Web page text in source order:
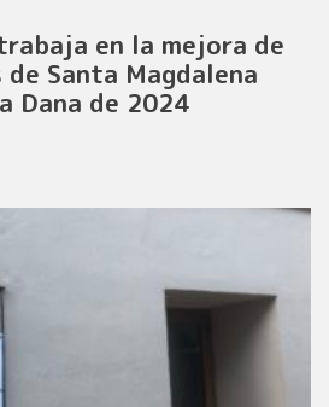
en la mejora de
Santa Magdalena
Dana de 2024